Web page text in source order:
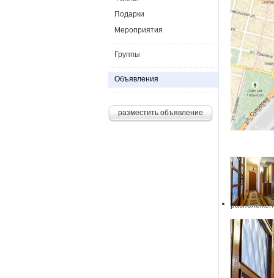
Продам 4-х
В квартире
детские.
кладовка-
Произведен
Подарки
Мероприятия
Группы
Объявления
разместить объявление